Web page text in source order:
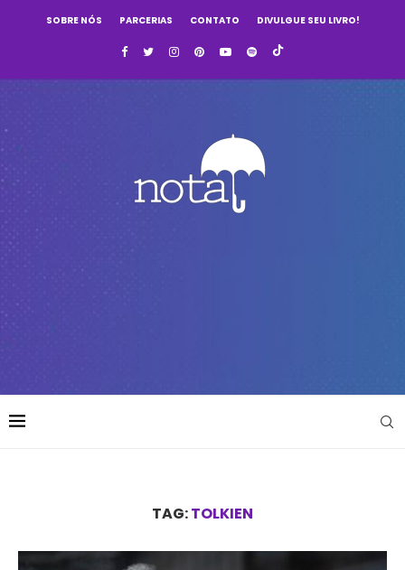
SOBRE NÓS PARCERIAS CONTATO DIVULGUE SEU LIVRO!
TAG:TOLKIEN